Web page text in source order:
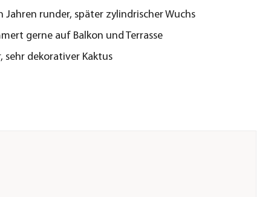
Jahren runder, später zylindrischer Wuchs
gerne auf Balkon und Terrasse
sehr dekorativer Kaktus